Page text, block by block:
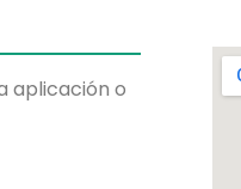
aplicación o